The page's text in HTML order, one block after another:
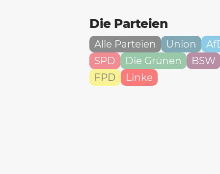
Die Parteien
Alle Parteien Union
SPD
Die Grünen
BSW
FPD
Linke